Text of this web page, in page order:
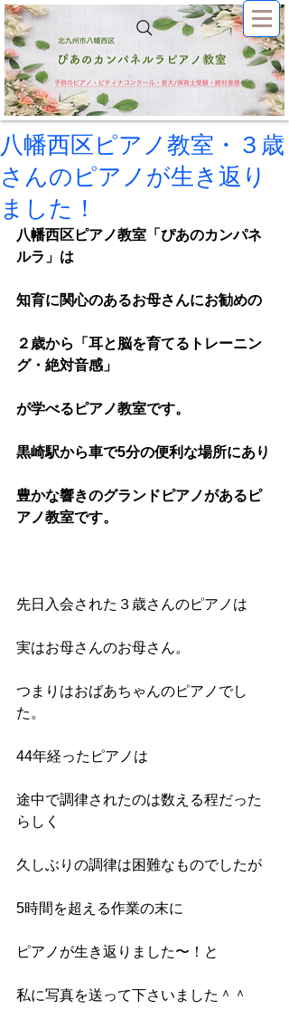
八幡西区ピアノ教室・３歳
さんのピアノが生き返り
ました！
八幡西区ピアノ教室「ぴあのカンパネ
ルラ」は
知育に関心のあるお母さんにお勧めの
２歳から「耳と脳を育てるトレーニン
グ・絶対音感」
が学べるピアノ教室です。
黒崎駅から車で5分の便利な場所にあり
豊かな響きのグランドピアノがあるピ
アノ教室です。
先日入会された３歳さんのピアノは
実はお母さんのお母さん。
つまりはおばあちゃんのピアノでし
た。
44年経ったピアノは
途中で調律されたのは数える程だった
らしく
久しぶりの調律は困難なものでしたが
5時間を超える作業の末に
ピアノが生き返りました〜！と
私に写真を送って下さいました＾＾